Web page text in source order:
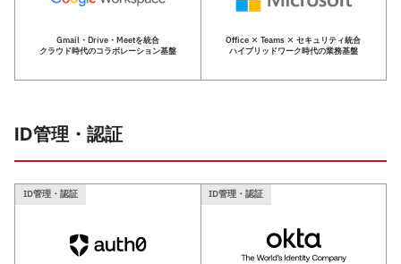
Gmail・Drive・Meetを統合
クラウド時代のコラボレーション基盤
Office × Teams × セキュリティ統合
ハイブリッドワーク時代の業務基盤
ID管理・認証
ID管理・認証 ID管理・認証